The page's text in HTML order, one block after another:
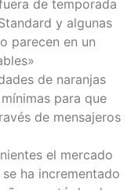
de temporada
y algunas
parecen en un
de naranjas
para que
de mensajeros
el mercado
ha incrementado